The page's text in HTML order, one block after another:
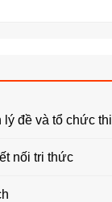
lý đề và tổ chức thi
nối tri thức